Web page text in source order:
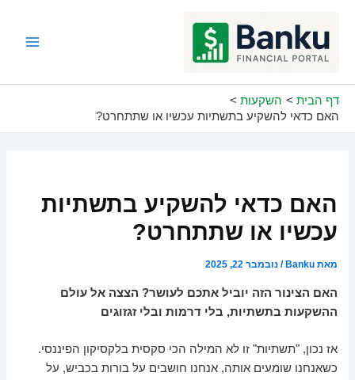
דף הבית
השקעות
האם כדאי להשקיע בתשתיות עכשיו או שתתחרט?
האם כדאי להשקיע בתשתיות
עכשיו או שתתחרט?
מאתBanku
/נובמבר 22, 2025
האם הצינור הזה יוביל אתכם לעושר? הצצה אל עולם
ההשקעות בתשתיות, בלי דרמות ובלי זגזוגים
אז נכון, "תשתיות" זו לא המילה הכי סקסית בלקסיקון הפיננסי.
כשאנחנו שומעים אותה, אנחנו חושבים על בורות בכביש, על